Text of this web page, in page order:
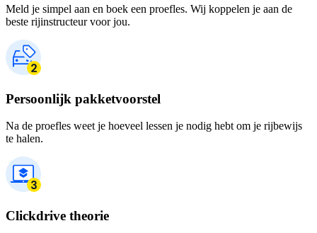
Meld je simpel aan en boek een proefles. Wij koppelen je aan de
beste rijinstructeur voor jou.
Persoonlijk pakketvoorstel
Na de proefles weet je hoeveel lessen je nodig hebt om je rijbewijs
te halen.
Clickdrive theorie